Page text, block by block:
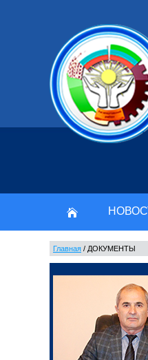
Главная / ДОКУМЕНТЫ